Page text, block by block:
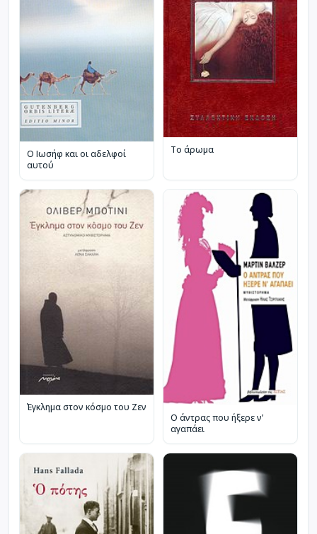
Ο Ιωσήφ και οι αδελφοί
αυτού
Το άρωμα
Έγκλημα στον κόσμο του Ζεν
Ο άντρας που ήξερε ν’
αγαπάει